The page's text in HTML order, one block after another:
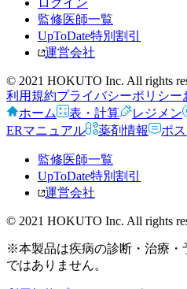
監修医師一覧
UpToDate特別割引
運営会社
© 2021 HOKUTO Inc. All rights
利用規約プライバシーポリシー
ホーム
表・計算 レジメン
ERマニュアル
薬剤情報 ポス
監修医師一覧
UpToDate特別割引
運営会社
© 2021 HOKUTO Inc. All rights
※本製品は疾病の診断・治療・
ではありません。